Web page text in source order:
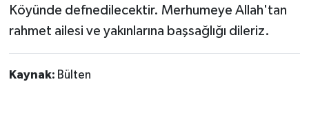
Köyünde defnedilecektir. Merhumeye Allah'tan
rahmet ailesi ve yakınlarına başsağlığı dileriz.
Kaynak: Bülten